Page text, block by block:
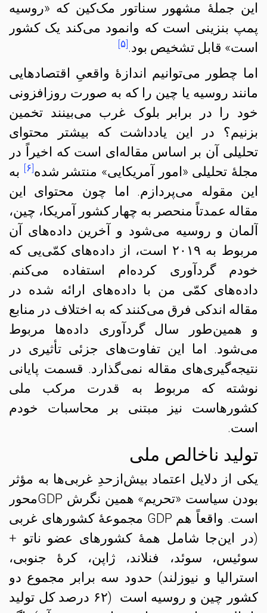
این جملهٔ مشهور سناتور مک‌کین که «روسیه
پمپ بنزینی است که وانمود می‌کند یک کشور
است» قابل تشخیص بود.[۵]
اما چطور می‌توانیم اندازهٔ واقعیِ اقتصادهایی
مانند روسیه یا چین را که به صورت روزافزونی
خود را در برابر بلوک غرب می‌بینند تخمین
بزنیم؟ در این یادداشت که بیشتر محتوای
تحلیلی آن بر اساس مقاله‌ای است که اخیراً در
مجلهٔ تحلیلی «امور آمریکایی» منتشر شده[۶] به
این مقوله می‌پردازم. اما چون محتوای این
مقاله عمدتاً منحصر به چهار کشور آمریکا، چین،
آلمان و روسیه می‌شود و آخرین داده‌های آن
مربوط به ۲۰۱۹ است، از داده‌های کمّی‌یی که
خودم گردآوری کرده‌ام استفاده می‌کنم.
داده‌های کمّی من با داده‌های ارائه شده در
مقاله اندکی فرق می‌کنند که به اختلاف در منابع
و همین‌طور سال گردآوری داده‌ها مربوط
می‌شود. اما این تفاوت‌های جزئی تأثیری در
نتیجه‌گیری‌های مقاله نمی‌گذارد. قسمت پایانی
نوشته که مربوط به قدرت مرکب ملی
کشورهاست نیز مبتنی بر محاسبات خودم
است.
تولید ناخالص ملی
یکی از دلایل اعتماد بیش‌از‌حدِ غربی‌ها به مؤثر
بودن سیاست «تحریم» همین نگرش GDPمحور
است. واقعاً هم GDP مجموعهٔ کشورهای غربی
(در این‌جا شامل همهٔ کشورهای عضو ناتو +
سوئیس، سوئد، فنلاند، ژاپن، کرهٔ جنوبی،
استرالیا و نیوزلند) حدود سه برابر مجموع دو
کشور چین و روسیه است (۶۲ درصد کل تولید